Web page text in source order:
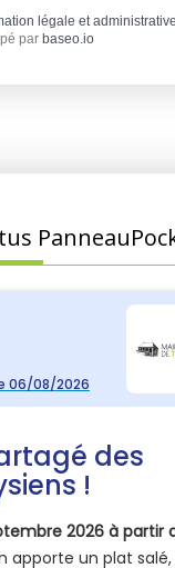
légale et administrative
par baseo.io